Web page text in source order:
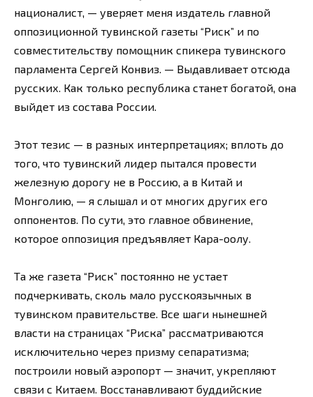
националист, — уверяет меня издатель главной
оппозиционной тувинской газеты “Риск” и по
совместительству помощник спикера тувинского
парламента Сергей Конвиз. — Выдавливает отсюда
русских. Как только республика станет богатой, она
выйдет из состава России.
Этот тезис — в разных интерпретациях; вплоть до
того, что тувинский лидер пытался провести
железную дорогу не в Россию, а в Китай и
Монголию, — я слышал и от многих других его
оппонентов. По сути, это главное обвинение,
которое оппозиция предъявляет Кара-оолу.
Та же газета “Риск” постоянно не устает
подчеркивать, сколь мало русскоязычных в
тувинском правительстве. Все шаги нынешней
власти на страницах “Риска” рассматриваются
исключительно через призму сепаратизма;
построили новый аэропорт — значит, укрепляют
связи с Китаем. Восстанавливают буддийские